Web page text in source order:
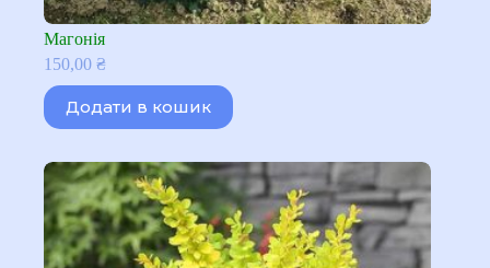
Магонія
150,00 ₴
Додати в кошик